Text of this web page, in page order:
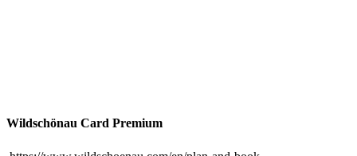
Wildschönau Card Premium